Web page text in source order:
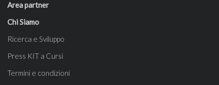
Area partner
Chi Siamo
Ricerca e Sviluppo
Press KIT a Cursi
Termini e condizioni